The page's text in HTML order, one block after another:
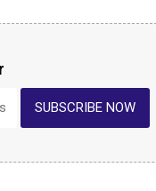
SUBSCRIBE NOW